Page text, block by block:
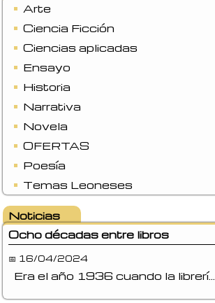
Arte
Ciencia Ficción
Ciencias aplicadas
Ensayo
Historia
Narrativa
Novela
OFERTAS
Poesía
Temas Leoneses
Noticias
Ocho décadas entre libros
📅 16/04/2024
Era el año 1936 cuando la librerí...